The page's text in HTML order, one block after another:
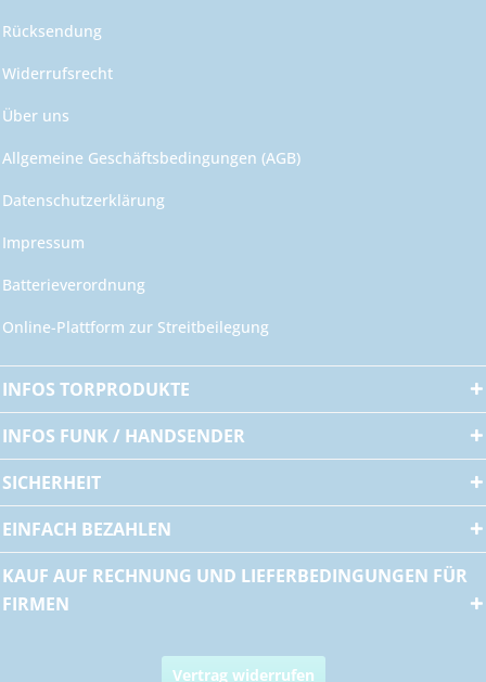
Rücksendung
Widerrufsrecht
Über uns
Allgemeine Geschäftsbedingungen (AGB)
Datenschutzerklärung
Impressum
Batterieverordnung
Online-Plattform zur Streitbeilegung
INFOS TORPRODUKTE
INFOS FUNK / HANDSENDER
SICHERHEIT
EINFACH BEZAHLEN
KAUF AUF RECHNUNG UND LIEFERBEDINGUNGEN FÜR
FIRMEN
Vertrag widerrufen